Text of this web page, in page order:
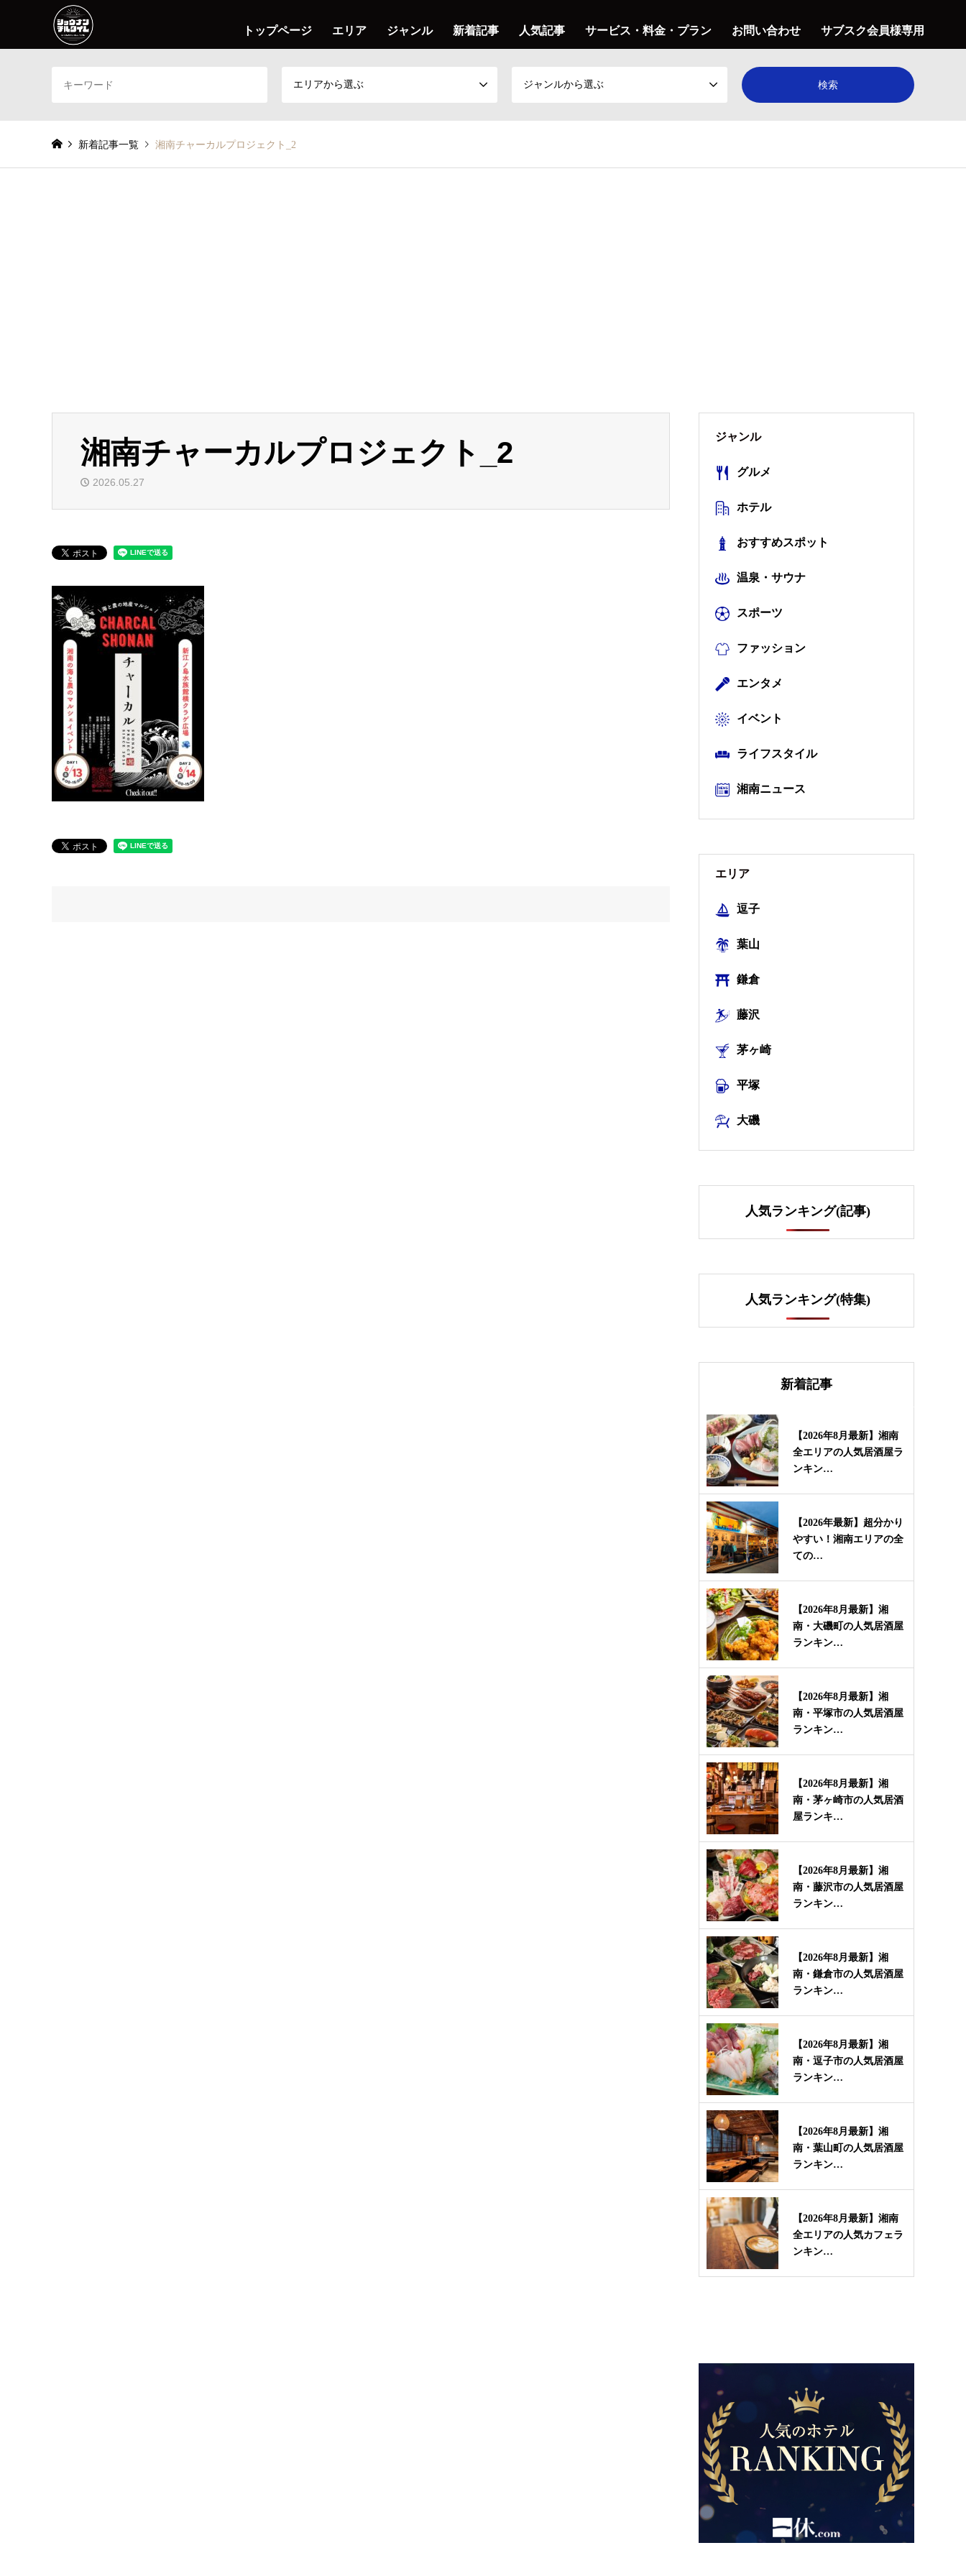
トップページ エリア ジャンル 新着記事 人気記事 サービス・料金・プラン お問い合わせ サブスク会員様専用
エリアから選ぶ ジャンルから選ぶ
新着記事一覧 湘南チャーカルプロジェクト_2
湘南チャーカルプロジェクト_2
2026.05.27
ジャンル
グルメ
ホテル
おすすめスポット
温泉・サウナ
スポーツ
ファッション
エンタメ
イベント
ライフスタイル
湘南ニュース
エリア
逗子
葉山
鎌倉
藤沢
茅ヶ崎
平塚
大磯
人気ランキング(記事)
人気ランキング(特集)
新着記事
【2026年8月最新】湘南
全エリアの人気居酒屋ラ
ンキン…
【2026年最新】超分かり
やすい！湘南エリアの全
ての…
【2026年8月最新】湘
南・大磯町の人気居酒屋
ランキン…
【2026年8月最新】湘
南・平塚市の人気居酒屋
ランキン…
【2026年8月最新】湘
南・茅ヶ崎市の人気居酒
屋ランキ…
【2026年8月最新】湘
南・藤沢市の人気居酒屋
ランキン…
【2026年8月最新】湘
南・鎌倉市の人気居酒屋
ランキン…
【2026年8月最新】湘
南・逗子市の人気居酒屋
ランキン…
【2026年8月最新】湘
南・葉山町の人気居酒屋
ランキン…
【2026年8月最新】湘南
全エリアの人気カフェラ
ンキン…